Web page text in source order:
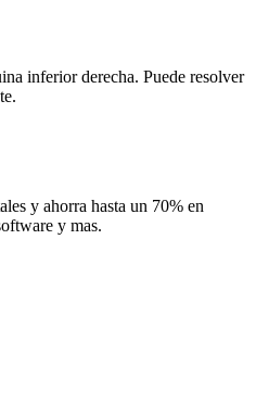
inferior derecha. Puede resolver
y ahorra hasta un 70% en
y mas.